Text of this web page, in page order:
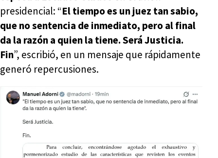
presidencial: “El tiempo es un juez tan sabio,
que no sentencia de inmediato, pero al final
da la razón a quien la tiene. Será Justicia.
Fin”, escribió, en un mensaje que rápidamente
generó repercusiones.